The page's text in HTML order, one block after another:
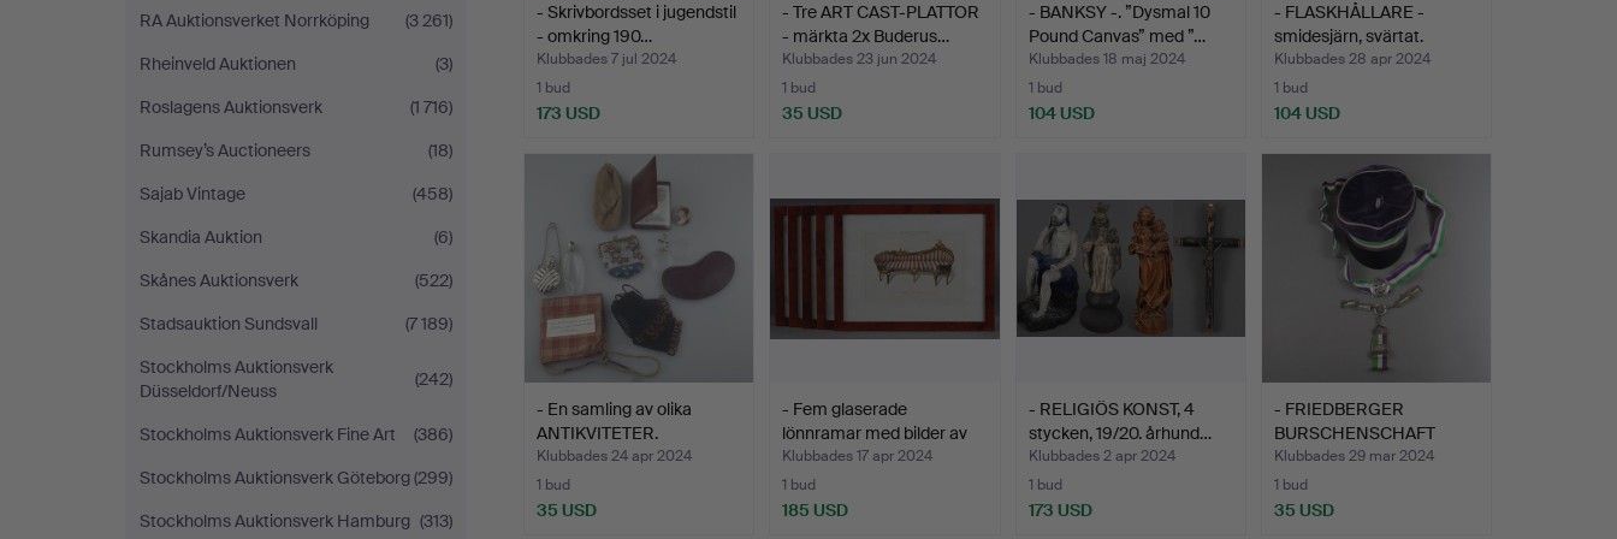
RA Auktionsverket Norrköping
(3 261)
Rheinveld Auktionen
(3)
Roslagens Auktionsverk
(1 716)
Rumsey’s Auctioneers
(18)
Sajab Vintage
(458)
Skandia Auktion
(6)
Skånes Auktionsverk
(522)
Stadsauktion Sundsvall
(7 189)
Stockholms Auktionsverk
Düsseldorf/Neuss
(242)
Stockholms Auktionsverk Fine Art
(386)
Stockholms Auktionsverk Göteborg(299)
Stockholms Auktionsverk Hamburg (313)
- Skrivbordsset i jugendstil
- omkring 190…
Klubbades 7 jul 2024
1 bud
173 USD
- Tre ART CAST-PLATTOR
- märkta 2x Buderus…
Klubbades 23 jun 2024
1 bud
35 USD
- BANKSY -. ”Dysmal 10
Pound Canvas” med ”…
Klubbades 18 maj 2024
1 bud
104 USD
- FLASKHÅLLARE -
smidesjärn, svärtat.
Klubbades 28 apr 2024
1 bud
104 USD
- En samling av olika
ANTIKVITETER.
Klubbades 24 apr 2024
1 bud
35 USD
- Fem glaserade
lönnramar med bilder av
18…
Klubbades 17 apr 2024
1 bud
185 USD
- RELIGIÖS KONST, 4
stycken, 19/20. århund…
Klubbades 2 apr 2024
1 bud
173 USD
- FRIEDBERGER
BURSCHENSCHAFT
ALEMANNIA bun…
Klubbades 29 mar 2024
1 bud
35 USD